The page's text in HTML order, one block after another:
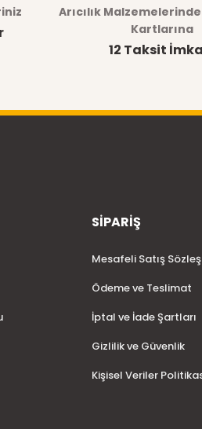
Arıcılık
Kartlarına
12 Taksit
SİPARİŞ
Mesafeli Satış
Ödeme ve Teslimat
İptal ve İade Şartları
Gizlilik ve Güvenlik
Kişisel Veriler